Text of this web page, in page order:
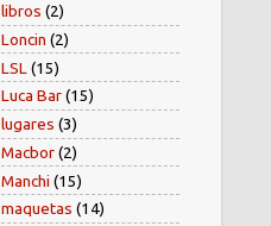
libros (2)
Loncin (2)
LSL (15)
Luca Bar(15)
lugares (3)
Macbor(2)
Manchi (15)
maquetas (14)